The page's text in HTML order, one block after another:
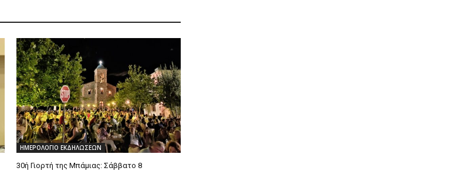
ΗΜΕΡΟΛΟΓΙΟ ΕΚΔΗΛΩΣΕΩΝ
30ή Γιορτή της Μπάμιας: Σάββατο 8